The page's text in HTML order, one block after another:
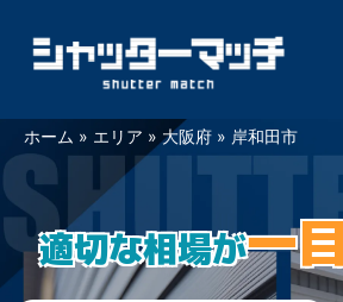
Skip
to
content
ホーム » エリア » 大阪府 » 岸和田市
適切な相場が一